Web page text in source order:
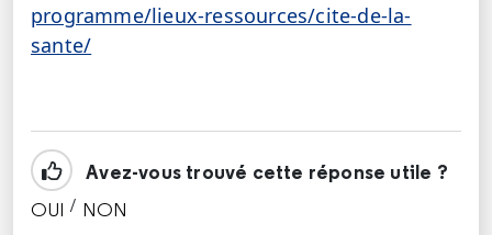
programme/lieux-ressources/cite-de-la-
sante/
Avez-vous trouvé cette réponse utile ?
OUI / NON